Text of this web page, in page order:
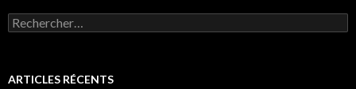
Rechercher :
ARTICLES RÉCENTS